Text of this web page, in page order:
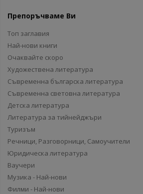
Препоръчваме Ви
Топ заглавия
Най-нови книги
Очаквайте скоро
Художествена литература
Съвременна българска литература
Съвременна световна литература
Детска литература
Литература за тийнейджъри
Туризъм
Речници, Разговорници, Самоучители
Юридическа литература
Ваучери
Музика - Най-нови
Филми - Най-нови